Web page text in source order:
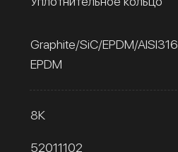
Graphite/SiC/EPDM/AISI316
EPDM
8К
52011102